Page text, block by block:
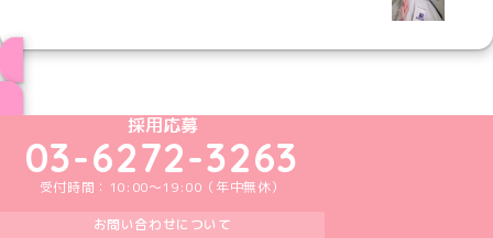
めいどりーみんTikTok公式アカウント
めいどりーみんX公式アカウント
めいどりーみんInstagram公式アカウント
めいどりーみんFacebook公式アカウン
めいどりーみんYouTube公式アカ
採用応募
03-6272-3263
受付時間：10:00～19:00（年中無休）
お問い合わせについて